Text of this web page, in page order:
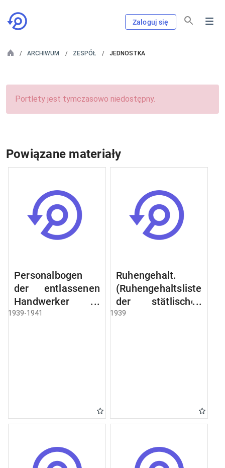
Zaloguj się
ARCHIWUM ZESPÓŁ JEDNOSTKA
Portlety jest tymczasowo niedostępny.
Powiązane materiały
Personalbogen
der entlassenen
Handwerker u.
Arbeiter des
1939-1941
Ruhengehalt.
(Ruhengehaltsliste
der stätlischen
Beamten u.
Raczyński! Schen
Bibliothek).
1939